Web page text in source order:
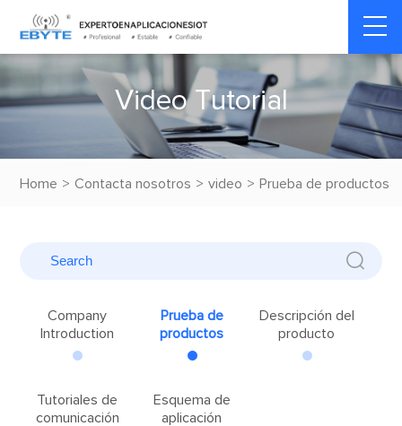
Video Tutoria
Home > Contacta nosotros > video > Prueba de productos
Company
Introduction
Prueba de
productos
Descripción del
producto
Tutoriales de
comunicación
Esquema de
aplicación